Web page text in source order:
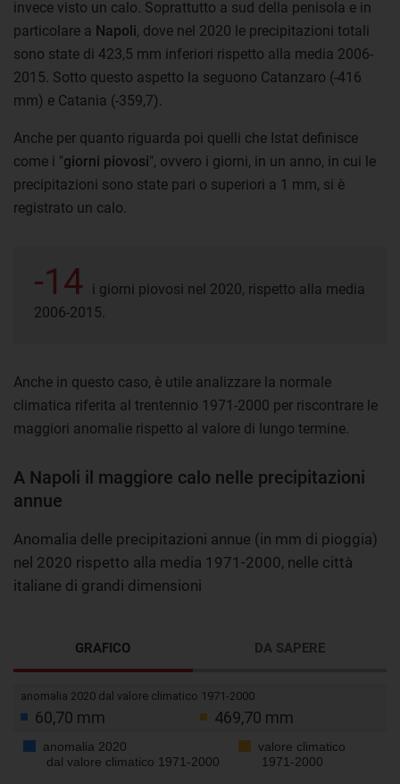
invece visto un calo. Soprattutto a sud della penisola e in
particolare a Napoli, dove nel 2020 le precipitazioni totali
sono state di 423,5 mm inferiori rispetto alla media 2006-
2015. Sotto questo aspetto la seguono Catanzaro (-416
mm) e Catania (-359,7).
Anche per quanto riguarda poi quelli che Istat definisce
come i "giorni piovosi", ovvero i giorni, in un anno, in cui le
precipitazioni sono state pari o superiori a 1 mm, si è
registrato un calo.
-14
i giorni piovosi nel 2020, rispetto alla media
2006-2015.
Anche in questo caso, è utile analizzare la normale
climatica riferita al trentennio 1971-2000 per riscontrare le
maggiori anomalie rispetto al valore di lungo termine.
A Napoli il maggiore calo nelle precipitazioni
annue
Anomalia delle precipitazioni annue (in mm di pioggia)
nel 2020 rispetto alla media 1971-2000, nelle città
italiane di grandi dimensioni
GRAFICO DA SAPERE